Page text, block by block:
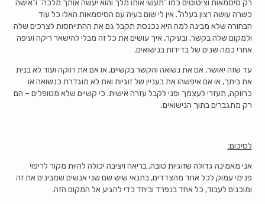
רק סיסמאות וציטוטים כמו "תעשי אותו מלך והוא יעשה אותך מלכה" ו"אישה
כשרה עושה רצון בעלה". אין לי שום בעיה עם הסיסמאות האלו כל עוד
הבחורה שלא מבינה למה היא נכנסת תקבל גם את ההתייחסות לצרכים שלה
ולמקום שלה בקשר, ובעיקר, איך עושים את כל זה מבלי להישאר ריקה ועיפה
אחרי כמה שנים של בדידות בנישואים.
עד שזה יאושר, אם את נשואה והקשר בקשיים, או אם את רווקה ועוד לא בנית
את ביתך, או אם איפשהו את בעניין של זוגיות ואת לא מוגדרת כנשואה או
כרווקה, תעזרי לעצמך ופני לקבל עזרה אישית. כי קשיים שלא מטופלים – הם
רק מתגברים בתוך הנישואים.
לסיכום:
אני מאמינה גדולה שזוגיות טובה, בריאה ויציבה יכולה להיות מקור לריפוי
פנימי עמוק לכל אחד מהצדדים, בתנאי שיש שם שני אנשים שמבינים את זה
ומוכנים לעבוד, כל אחד בנפרד וביחד כדי להגיע אל המקום הזה.